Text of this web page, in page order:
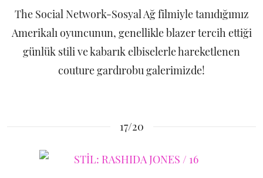
The Social Network-Sosyal Ağ filmiyle tanıdığımız
Amerikalı oyuncunun, genellikle blazer tercih ettiği
günlük stili ve kabarık elbiselerle hareketlenen
couture gardırobu galerimizde!
17/20